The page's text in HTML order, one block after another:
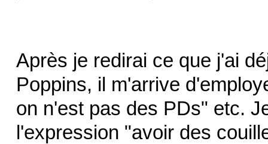
Après je redirai ce que j'ai
Poppins, il m'arrive
on n'est pas des PDs" etc.
l'expression "avoir des